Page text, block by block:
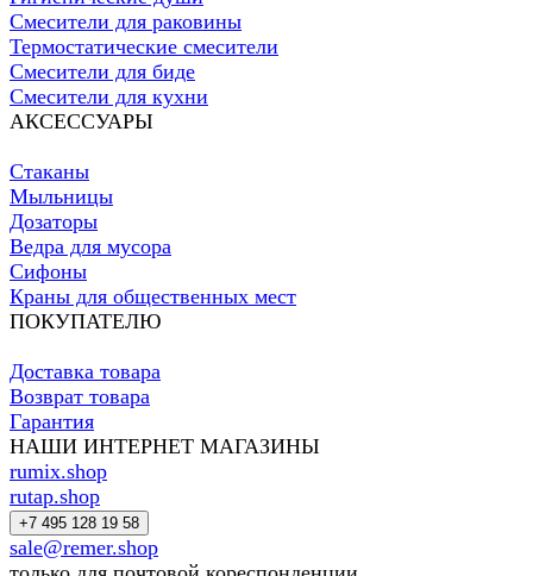
Смесители для раковины
Термостатические смесители
Смесители для биде
Смесители для кухни
АКСЕССУАРЫ
Стаканы
Мыльницы
Дозаторы
Ведра для мусора
Сифоны
Краны для общественных мест
ПОКУПАТЕЛЮ
Доставка товара
Возврат товара
Гарантия
НАШИ ИНТЕРНЕТ МАГАЗИНЫ
rumix.shop
rutap.shop
+7 495 128 19 58
sale@remer.shop